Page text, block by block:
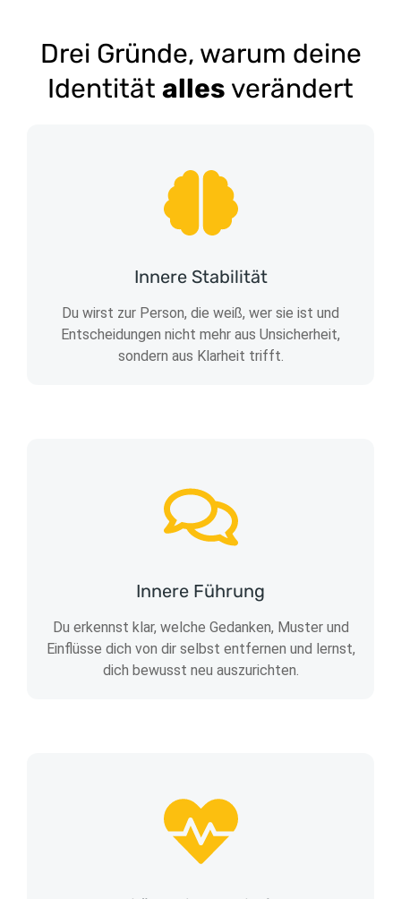
Drei Gründe, warum deine
Identität alles verändert
Innere Stabilität
Du wirst zur Person, die weiß, wer sie ist und
Entscheidungen nicht mehr aus Unsicherheit,
sondern aus Klarheit trifft.
Innere Führung
Du erkennst klar, welche Gedanken, Muster und
Einflüsse dich von dir selbst entfernen und lernst,
dich bewusst neu auszurichten.